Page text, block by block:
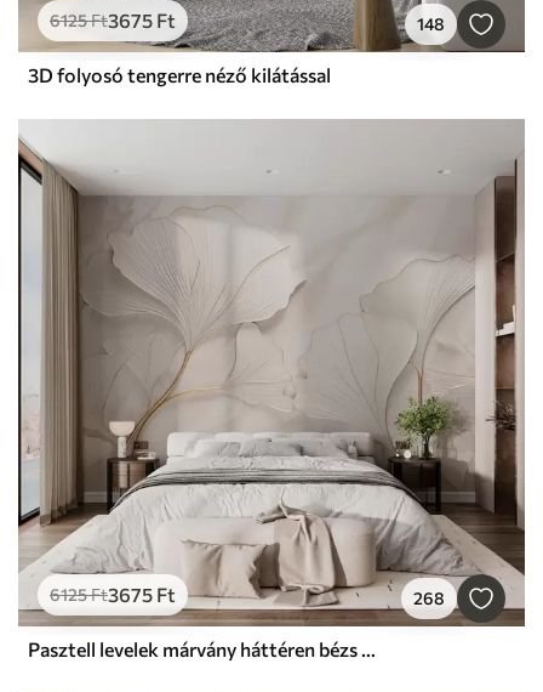
6125Ft3675 Ft 148
3D folyosó tengerre néző kilátással
6125Ft3675 Ft 268
Pasztell levelek márvány háttéren bézs árnyalatban